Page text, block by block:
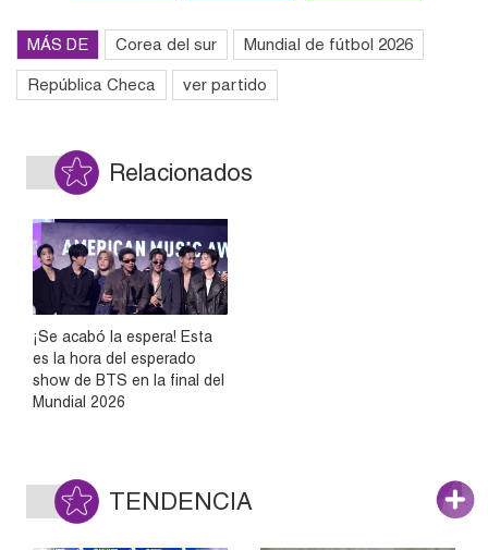
MÁS DE Corea del sur Mundial de fútbol 2026
República Checa ver partido
Relacionados
¡Se acabó la espera! Esta
es la hora del esperado
show de BTS en la final del
Mundial 2026
TENDENCIA